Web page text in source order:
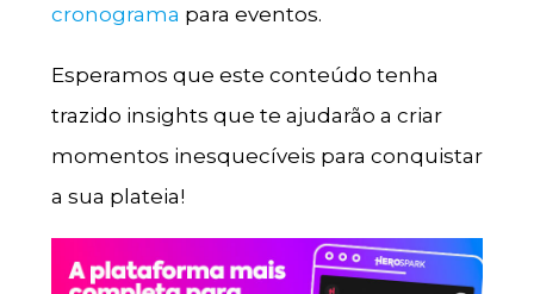
cronograma para eventos.
Esperamos que este conteúdo tenha
trazido insights que te ajudarão a criar
momentos inesquecíveis para conquistar
a sua plateia!